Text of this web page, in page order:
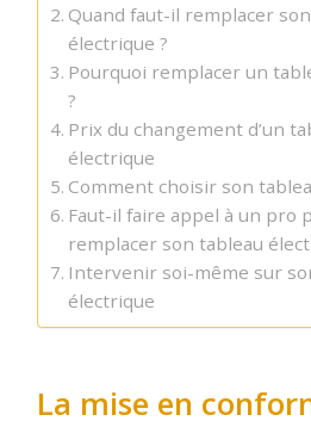
Quand faut-il remplacer
électrique ?
Pourquoi remplacer un
?
Prix du changement d’un
électrique
Comment choisir son
Faut-il faire appel à un pro
remplacer son tableau
Intervenir soi-même sur
électrique
La mise en